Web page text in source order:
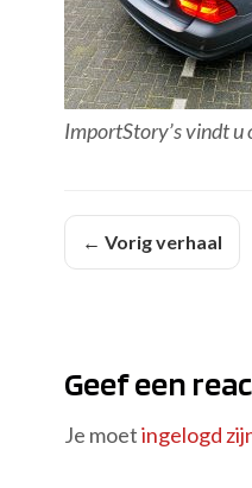
ImportStory’s vindt u
← Vorig verhaal
Geef een
Je moetingelogd